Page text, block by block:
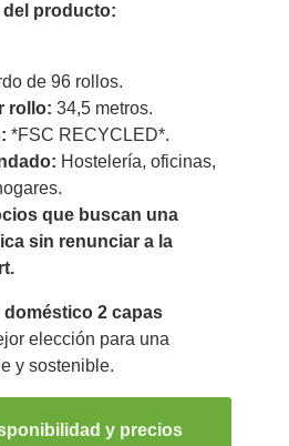
del producto:
de 96 rollos.
rollo: 34,5 metros.
*FSC RECYCLED*.
Hostelería, oficinas,
que buscan una
sin renunciar a la
2 capas
elección para una
y sostenible.
y precios